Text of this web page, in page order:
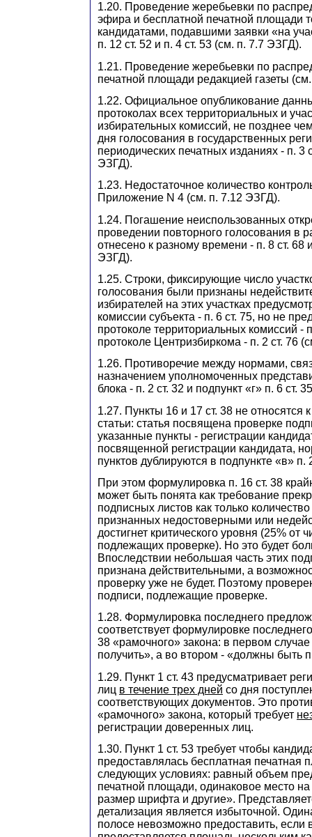
1.20. Проведение жеребьевки по
эфира и бесплатной печатной площади
кандидатами, подавшими заявки «на
п. 12 ст. 52 и п. 4 ст. 53 (см. п. 7.7 ЭЗГД).
1.21. Проведение жеребьевки по
печатной площади редакцией газеты
1.22. Официальное опубликование
протоколах всех территориальных и
избирательных комиссий, не позднее
дня голосования в государственных
периодических печатных изданиях - п. 3
ЭЗГД).
1.23. Недостаточное количество
Приложение N 4 (см. п. 7.12 ЭЗГД).
1.24. Погашение неиспользованных
проведении повторного голосования в
отнесено к разному времени - п. 8 ст. 68
ЭЗГД).
1.25. Строки, фиксирующие число
голосования были признаны
избирателей на этих участках
комиссии субъекта - п. 6 ст. 75, но не
протоколе территориальных комиссий -
протоколе Центризбиркома - п. 2 ст. 76
1.26. Противоречие между нормами,
назначением уполномоченных
блока - п. 2 ст. 32 и подпункт «г» п. 6 ст.
1.27. Пункты 16 и 17 ст. 38 не относятся
статьи: статья посвящена проверке
указанные пункты - регистрации
посвященной регистрации кандидата,
пунктов дублируются в подпункте «в» п.
При этом формулировка п. 16 ст. 38
может быть понята как требование
подписных листов как только
признанных недостоверными или
достигнет критического уровня (25% от
подлежащих проверке). Но это будет
Впоследствии небольшая часть этих
признана действительными, а
проверку уже не будет. Поэтому
подписи, подлежащие проверке.
1.28. Формулировка последнего
соответствует формулировке
38 «рамочного» закона: в первом
получить», а во втором - «должны быть
1.29. Пункт 1 ст. 43 предусматривает
лиц в течение трех дней со дня
соответствующих документов. Это
«рамочного» закона, который требует
регистрации доверенных лиц.
1.30. Пункт 1 ст. 53 требует чтобы
предоставлялась бесплатная печатная
следующих условиях: равный объем
печатной площади, одинаковое место
размер шрифта и другие».
детализация является избыточной.
полосе невозможно предоставить, если